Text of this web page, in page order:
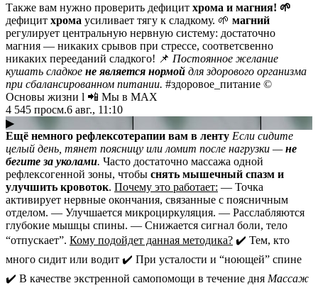
Также вам нужно проверить дефицит хрома и магния! 🌱
дефицит хрома усиливает тягу к сладкому. 🌱 магний
регулирует центральную нервную систему: достаточно
магния — никаких срывов при стрессе, соответсвенно
никаких перееданий сладкого! 📌 Постоянное желание
кушать сладкое не является нормой для здорового организма
при сбалансированном питании. #здоровое_питание ©
Основы жизни l 📲 Мы в MAX
4 545 просм.6 авг., 11:10
▶
Ещё немного рефлексотерапии вам в ленту Если сидите
целый день, тянет поясницу или ломит после нагрузки —не
бегите за уколами. Часто достаточно массажа одной
рефлексогенной зоны, чтобы снять мышечный спазм и
улучшить кровоток. Почему это работает: — Точка
активирует нервные окончания, связанные с поясничным
отделом. — Улучшается микроциркуляция. — Расслабляются
глубокие мышцы спины. — Снижается сигнал боли, тело
“отпускает”. Кому подойдет данная методика? ✔️ Тем, кто
много сидит или водит ✔️ При усталости и “ноющей” спине
✔️ В качестве экстренной самопомощи в течение дня Массаж